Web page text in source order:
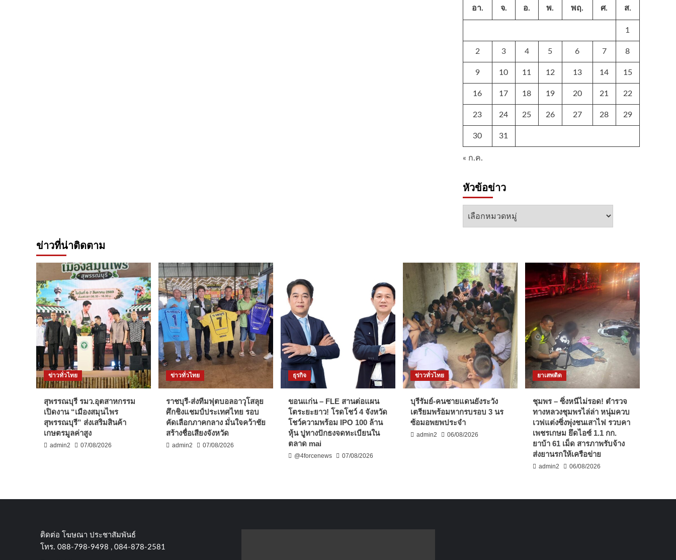
อา. จ. อ. พ. พฤ. ศ. ส.
1
2 3 4 5 6 7 8
9 10 11 12 13 14 15
16 17 18 19 20 21 22
23 24 25 26 27 28 29
30 31
« ก.ค.
หัวข้อข่าว
หัวข้อ
ข่าวที่น่าติดตาม
ข่าวทั่วไทย
สุพรรณบุรี รมว.อุตสาหกรรม
เปิดงาน “เมืองสมุนไพร
สุพรรณบุรี” ส่งเสริมสินค้า
เกษตรมูลค่าสูง
admin2 07/08/2026
ข่าวทั่วไทย
ราชบุรี-ส่งทีมฟุตบอลอาวุโสลุย
ศึกชิงแชมป์ประเทศไทย รอบ
คัดเลือกภาคกลาง มั่นใจคว้าชัย
สร้างชื่อเสียงจังหวัด
admin2 07/08/2026
ธุรกิจ
ขอนแก่น – FLE สานต่อแผน
โตระยะยาว! โรดโชว์ 4 จังหวัด
โชว์ความพร้อม IPO 100 ล้าน
หุ้น ปูทางปักธงจดทะเบียนใน
ตลาด mai
@4forcenews 07/08/2026
ข่าวทั่วไทย
บุรีรัมย์-คนชายแดนยังระวัง
เตรียมพร้อมหากรบรอบ 3 นร
ซ้อมอพยพประจำ
admin2 06/08/2026
ยาเสพติด
ชุมพร – ซิ่งหนีไม่รอด! ตำรวจ
ทางหลวงชุมพรไล่ล่า หนุ่มควบ
เวฟแต่งซิ่งพุ่งชนเสาไฟ รวบคา
เพชรเกษม ยึดไอซ์ 1.1 กก.
ยาบ้า 61 เม็ด สารภาพรับจ้าง
ส่งยานรกให้เครือข่าย
admin2 06/08/2026
ติดต่อ​ โฆษณา​ ประชาสัมพันธ์
โทร​. 088-798-9498 , 084-878-2581